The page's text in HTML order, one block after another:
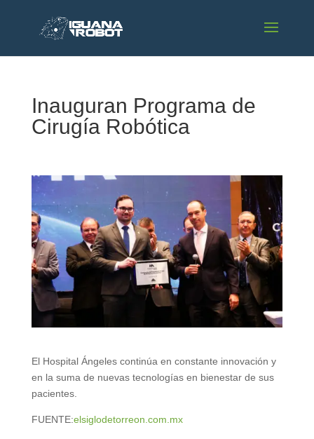
Inauguran Programa de
Cirugía Robótica
El Hospital Ángeles continúa en constante innovación y
en la suma de nuevas tecnologías en bienestar de sus
pacientes.
FUENTE:elsiglodetorreon.com.mx